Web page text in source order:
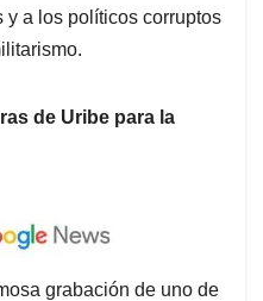
y a los políticos corruptos
de Uribe para la
grabación de uno de